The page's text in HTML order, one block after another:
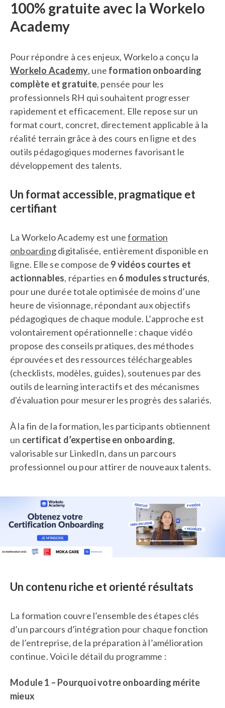
100% gratuite avec la Workelo
Academy
Pour répondre à ces enjeux, Workelo a conçu la
Workelo Academy, une formation onboarding
complète et gratuite, pensée pour les
professionnels RH qui souhaitent progresser
rapidement et efficacement. Elle repose sur un
format court, concret, directement applicable à la
réalité terrain grâce à des cours en ligne et des
outils pédagogiques modernes favorisant le
développement des talents.
Un format accessible, pragmatique et
certifiant
La Workelo Academy est uneformation
onboardingdigitalisée, entièrement disponible en
ligne. Elle se compose de 9 vidéos courtes et
actionnables, réparties en 6 modules structurés,
pour une durée totale optimisée de moins d’une
heure de visionnage, répondant aux objectifs
pédagogiques de chaque module. L’approche est
volontairement opérationnelle : chaque vidéo
propose des conseils pratiques, des méthodes
éprouvées et des ressources téléchargeables
(checklists, modèles, guides), soutenues par des
outils de learning interactifs et des mécanismes
d'évaluation pour mesurer les progrès des salariés.
À la fin de la formation, les participants obtiennent
un certificat d’expertise en onboarding,
valorisable sur LinkedIn, dans un parcours
professionnel ou pour attirer de nouveaux talents.
Un contenu riche et orienté résultats
La formation couvre l’ensemble des étapes clés
d’un parcours d’intégration pour chaque fonction
de l’entreprise, de la préparation à l’amélioration
continue. Voici le détail du programme :
Module 1 – Pourquoi votre onboarding mérite
mieux